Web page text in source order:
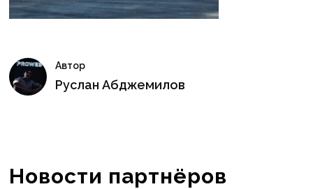
Автор
Руслан Абджемилов
Новости партнёров